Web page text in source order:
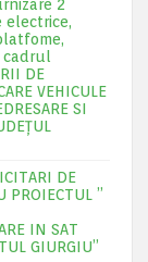
2
DE
VEHICULE
SI
DE
PROIECTUL ”
IN SAT
GIURGIU”